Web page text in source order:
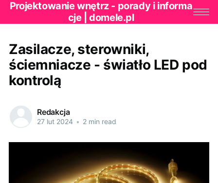
Projektowanie wnętrz - porady i informa
cje | domele.pl
Zasilacze, sterowniki,
ściemniacze - światło LED pod
kontrolą
Redakcja
27 lut 2024 • 2 min read